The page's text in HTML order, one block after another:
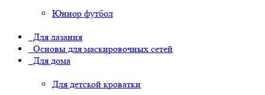
Юниор футбол
Для лазания
Основы для маскировочных сетей
Для дома
Для детской кроватки